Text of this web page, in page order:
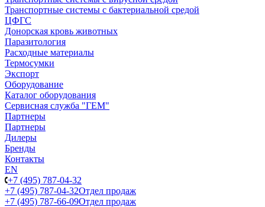
Транспортные системы с бактериальной средой
ЦФГС
Донорская кровь животных
Паразитология
Расходные материалы
Термосумки
Экспорт
Оборудование
Каталог оборудования
Сервисная служба "ГЕМ"
Партнеры
Партнеры
Дилеры
Бренды
Контакты
EN
+7 (495) 787-04-32
+7 (495) 787-04-32Отдел продаж
+7 (495) 787-66-09Отдел продаж